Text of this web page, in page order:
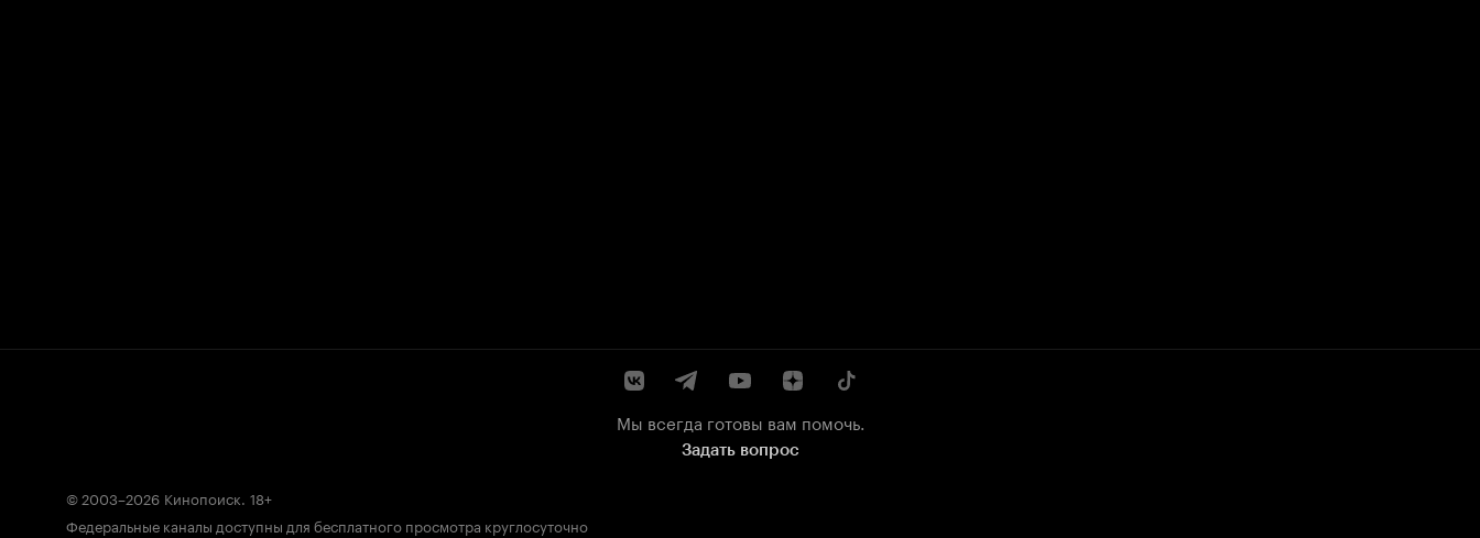
Мы всегда готовы вам помочь.
Задать вопрос
© 2003–2026 Кинопоиск. 18+
Федеральные каналы доступны для бесплатного просмотра круглосуточно